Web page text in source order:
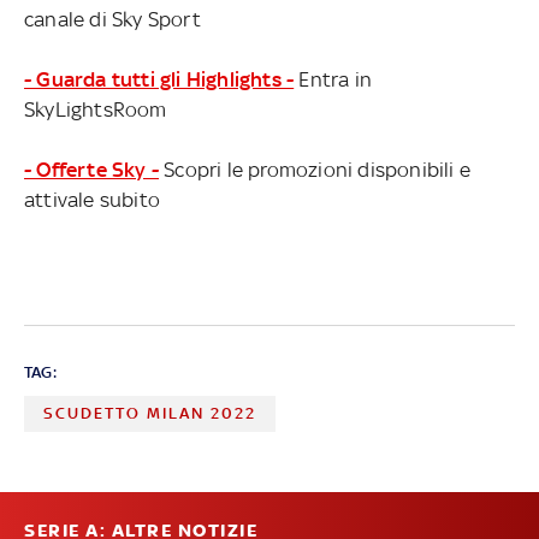
canale di Sky Sport
- Guarda tutti gli Highlights - Entra in
SkyLightsRoom
- Offerte Sky - Scopri le promozioni disponibili e
attivale subito
TAG:
SCUDETTO MILAN 2022
SERIE A: ALTRE NOTIZIE